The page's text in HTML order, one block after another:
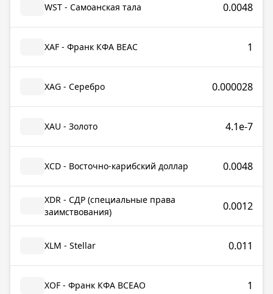
WST - Самоанская тала 0.0048
XAF - Франк КФА BEAC 1
XAG - Серебро 0.000028
XAU - Золото 4.1e-7
XCD - Восточно-карибский доллар 0.0048
XDR - СДР (специальные права
заимствования)
0.0012
XLM - Stellar 0.011
XOF - Франк КФА ВСЕАО 1